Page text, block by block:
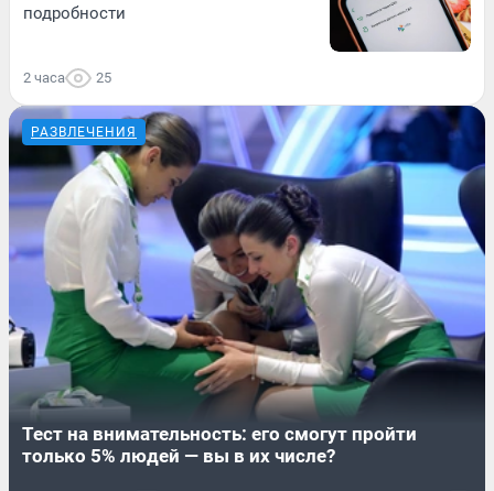
подробности
2 часа 25
РАЗВЛЕЧЕНИЯ
Тест на внимательность: его смогут пройти
только 5% людей — вы в их числе?